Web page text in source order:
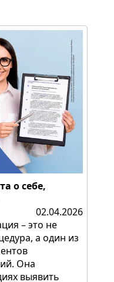
о себе,
02.04.2026
– это не
а один из
Она
выявить